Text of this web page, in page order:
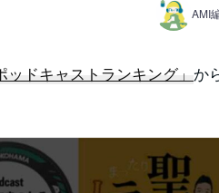
AMI
ッドキャストランキング」 か